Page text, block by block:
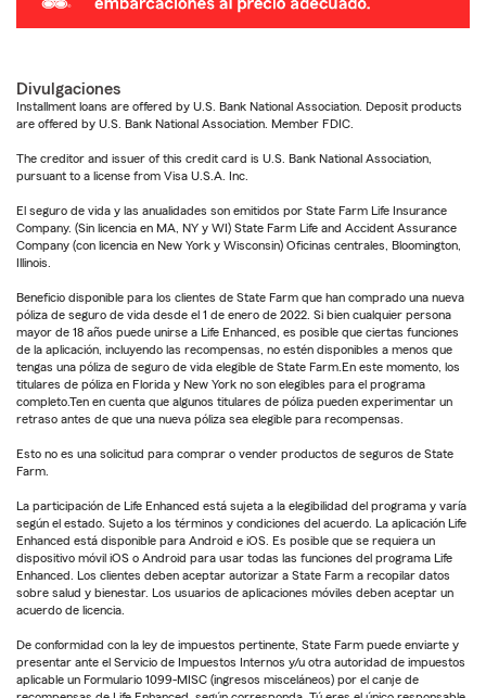
Divulgaciones
Installment loans are offered by U.S. Bank National Association. Deposit products
are offered by U.S. Bank National Association. Member FDIC.
The creditor and issuer of this credit card is U.S. Bank National Association,
pursuant to a license from Visa U.S.A. Inc.
El seguro de vida y las anualidades son emitidos por State Farm Life Insurance
Company. (Sin licencia en MA, NY y WI) State Farm Life and Accident Assurance
Company (con licencia en New York y Wisconsin) Oficinas centrales, Bloomington,
Illinois.
Beneficio disponible para los clientes de State Farm que han comprado una nueva
póliza de seguro de vida desde el 1 de enero de 2022. Si bien cualquier persona
mayor de 18 años puede unirse a Life Enhanced, es posible que ciertas funciones
de la aplicación, incluyendo las recompensas, no estén disponibles a menos que
tengas una póliza de seguro de vida elegible de State Farm.En este momento, los
titulares de póliza en Florida y New York no son elegibles para el programa
completo.Ten en cuenta que algunos titulares de póliza pueden experimentar un
retraso antes de que una nueva póliza sea elegible para recompensas.
Esto no es una solicitud para comprar o vender productos de seguros de State
Farm.
La participación de Life Enhanced está sujeta a la elegibilidad del programa y varía
según el estado. Sujeto a los términos y condiciones del acuerdo. La aplicación Life
Enhanced está disponible para Android e iOS. Es posible que se requiera un
dispositivo móvil iOS o Android para usar todas las funciones del programa Life
Enhanced. Los clientes deben aceptar autorizar a State Farm a recopilar datos
sobre salud y bienestar. Los usuarios de aplicaciones móviles deben aceptar un
acuerdo de licencia.
De conformidad con la ley de impuestos pertinente, State Farm puede enviarte y
presentar ante el Servicio de Impuestos Internos y/u otra autoridad de impuestos
aplicable un Formulario 1099-MISC (ingresos misceláneos) por el canje de